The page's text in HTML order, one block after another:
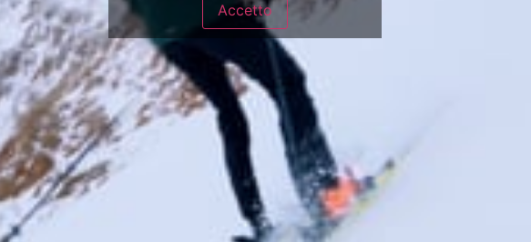
Accetto